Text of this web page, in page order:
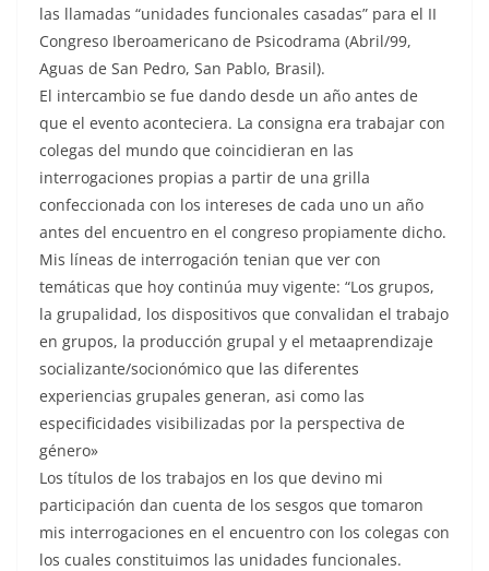
las llamadas “unidades funcionales casadas” para el II
Congreso Iberoamericano de Psicodrama (Abril/99,
Aguas de San Pedro, San Pablo, Brasil).
El intercambio se fue dando desde un año antes de
que el evento aconteciera. La consigna era trabajar con
colegas del mundo que coincidieran en las
interrogaciones propias a partir de una grilla
confeccionada con los intereses de cada uno un año
antes del encuentro en el congreso propiamente dicho.
Mis líneas de interrogación tenian que ver con
temáticas que hoy continúa muy vigente: “Los grupos,
la grupalidad, los dispositivos que convalidan el trabajo
en grupos, la producción grupal y el metaaprendizaje
socializante/socionómico que las diferentes
experiencias grupales generan, asi como las
especificidades visibilizadas por la perspectiva de
género»
Los títulos de los trabajos en los que devino mi
participación dan cuenta de los sesgos que tomaron
mis interrogaciones en el encuentro con los colegas con
los cuales constituimos las unidades funcionales.